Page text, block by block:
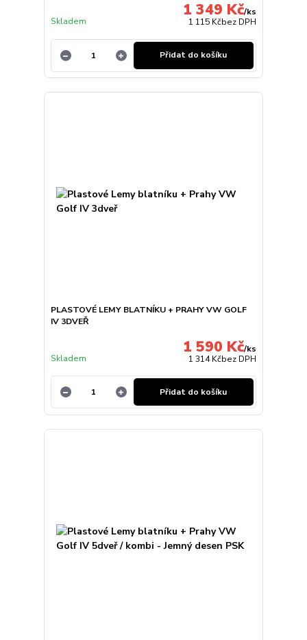
1 349 Kč/ks
1 115 Kčbez DPH
Skladem
Přidat do košíku
PLASTOVÉ LEMY BLATNÍKU + PRAHY VW GOLF
IV 3DVEŘ
1 590 Kč/ks
1 314 Kčbez DPH
Skladem
Přidat do košíku